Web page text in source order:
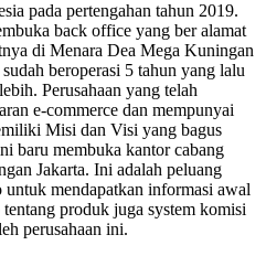
pada pertengahan tahun 2019.
back office yang ber alamat
di Menara Dea Mega Kuningan
beroperasi 5 tahun yang lalu
Perusahaan yang telah
e-commerce dan mempunyai
Misi dan Visi yang bagus
baru membuka kantor cabang
Jakarta. Ini adalah peluang
mendapatkan informasi awal
produk juga system komisi
perusahaan ini.